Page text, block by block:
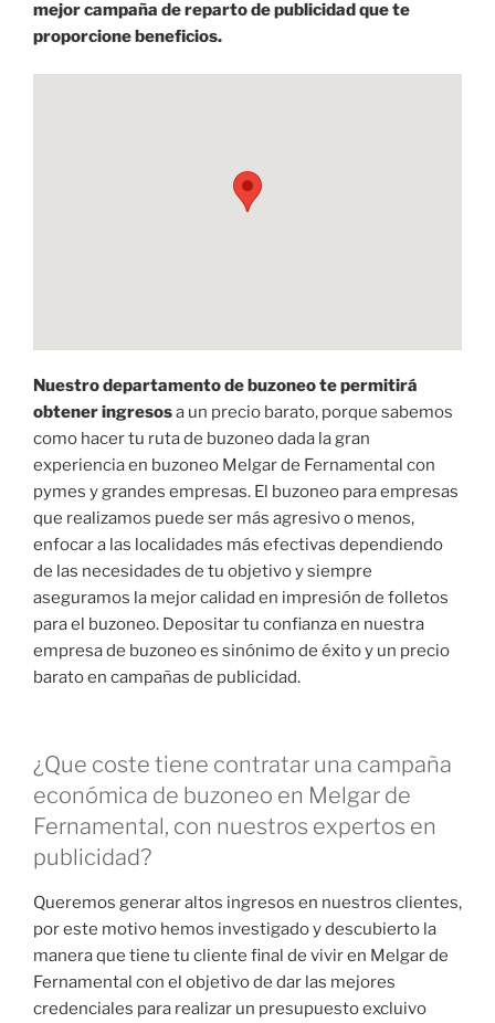
mejor campaña de reparto de publicidad que te
proporcione beneficios.
Nuestro departamento de buzoneo te permitirá
obtener ingresosa un precio barato, porque sabemos
como hacer tu ruta de buzoneo dada la gran
experiencia en buzoneo Melgar de Fernamental con
pymes y grandes empresas. El buzoneo para empresas
que realizamos puede ser más agresivo o menos,
enfocar a las localidades más efectivas dependiendo
de las necesidades de tu objetivo y siempre
aseguramos la mejor calidad en impresión de folletos
para el buzoneo. Depositar tu confianza en nuestra
empresa de buzoneo es sinónimo de éxito y un precio
barato en campañas de publicidad.
¿Que coste tiene contratar una campaña
económica de buzoneo en Melgar de
Fernamental, con nuestros expertos en
publicidad?
Queremos generar altos ingresos en nuestros clientes,
por este motivo hemos investigado y descubierto la
manera que tiene tu cliente final de vivir en Melgar de
Fernamental con el objetivo de dar las mejores
credenciales para realizar un presupuesto excluivo